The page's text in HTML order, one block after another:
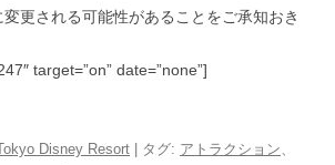
更される可能性があることをご承知おき
target=”on” date=”none”]
Disney Resort | タグ: アトラクション